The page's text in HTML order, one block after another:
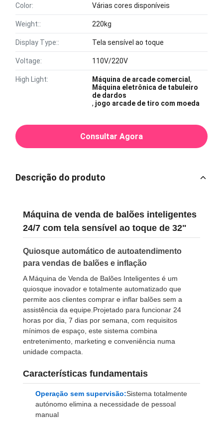
Color: Várias cores disponíveis
Weight:: 220kg
Display Type:: Tela sensível ao toque
Voltage: 110V/220V
High Light: Máquina de arcade comercial,
Máquina eletrônica de tabuleiro
de dardos
, jogo arcade de tiro com moeda
Consultar Agora
Descrição do produto
Máquina de venda de balões inteligentes
24/7 com tela sensível ao toque de 32"
Quiosque automático de autoatendimento
para vendas de balões e inflação
A Máquina de Venda de Balões Inteligentes é um
quiosque inovador e totalmente automatizado que
permite aos clientes comprar e inflar balões sem a
assistência da equipe.Projetado para funcionar 24
horas por dia, 7 dias por semana, com requisitos
mínimos de espaço, este sistema combina
entretenimento, marketing e conveniência numa
unidade compacta.
Características fundamentais
Operação sem supervisão:Sistema totalmente
autónomo elimina a necessidade de pessoal
manual